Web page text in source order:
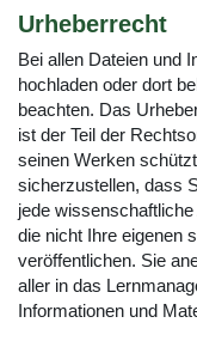
Urheberrecht
Bei allen Dateien und
hochladen oder dort
beachten. Das
ist der Teil der
seinen Werken
sicherzustellen, dass
jede
die nicht Ihre eigenen
veröffentlichen. Sie
aller in das
Informationen und